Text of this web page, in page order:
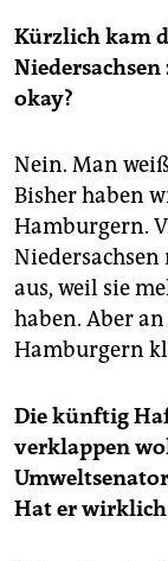
Kürzlich kam
Niedersachsen
okay?
Nein. Man
Bisher haben
Hamburgern.
Niedersachsen
aus, weil sie
haben. Aber
Hamburgern
Die künftig
verklappen
Hat er wirklich